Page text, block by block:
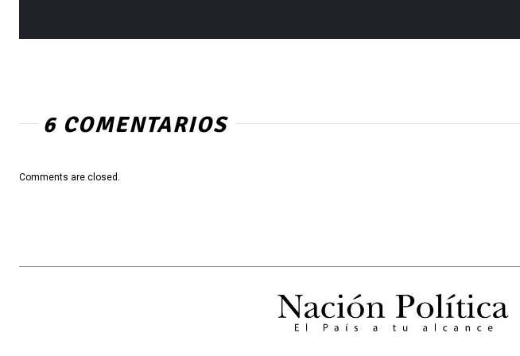
6 COMENTARIOS
Comments are closed.